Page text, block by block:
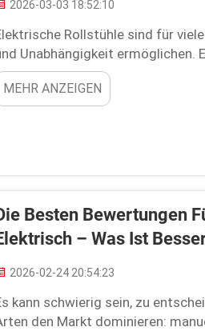
2026-03-03 18:52:10
Rollstühle sind für
Unabhängigkeit ermöglichen.
trägt dazu bei, dass er
funktioniert. Wie bei jedem
MEHR ANZEIGEN
Besten Bewertungen
– Was Ist
2026-02-24 20:54:23
kann schwierig sein, zu
den Markt dominieren: